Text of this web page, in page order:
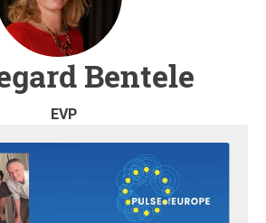
Bentele
EVP